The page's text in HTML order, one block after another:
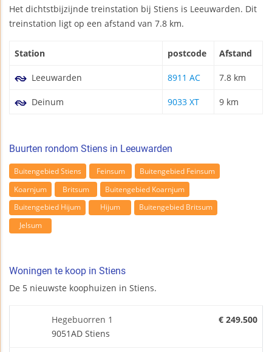
Het dichtstbijzijnde treinstation bij Stiens is Leeuwarden. Dit
treinstation ligt op een afstand van 7.8 km.
Station postcode Afstand
Leeuwarden 8911 AC 7.8 km
Deinum 9033 XT 9 km
Buurten rondom Stiens in Leeuwarden
Buitengebied Stiens Feinsum
Buitengebied Feinsum
Koarnjum
Britsum
Buitengebied Koarnjum
Buitengebied Hijum
Hijum
Buitengebied Britsum
Jelsum
Woningen te koop in Stiens
De 5 nieuwste koophuizen in Stiens.
Hegebuorren 1
9051AD Stiens
€ 249.500